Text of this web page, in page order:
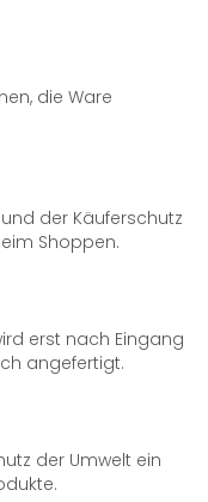
die Ware
der Käuferschutz
Shoppen.
erst nach Eingang
angefertigt.
der Umwelt ein